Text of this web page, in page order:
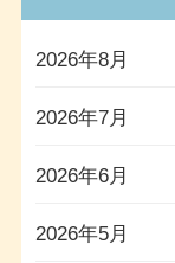
2026年8月
2026年7月
2026年6月
2026年5月